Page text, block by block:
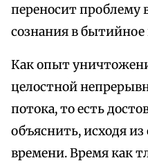
переносит проблему
сознания в бытийное
Как опыт
целостной
потока, то есть
объяснить, исходя
времени. Время как